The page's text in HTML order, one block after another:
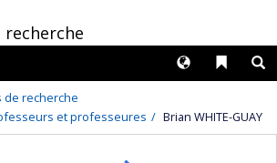
recherche
Liens
Langues
de recherche
et professeures
Brian WHITE-GUAY